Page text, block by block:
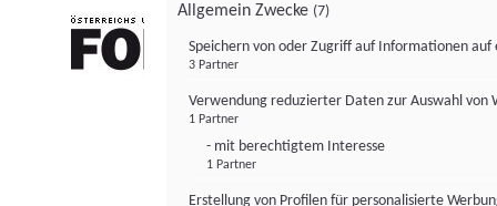
Allgemein Zwecke (7)
Speichern von oder Zugriff auf Informationen auf
3 Partner
Verwendung reduzierter Daten zur Auswahl von
1 Partner
- mit berechtigtem Interesse
1 Partner
Erstellung von Profilen für personalisierte
FONDS professionell